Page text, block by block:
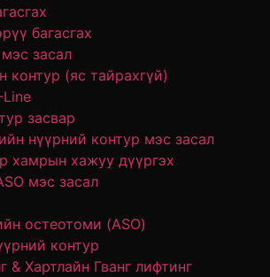
багасгах
засал
контур (яс тайрахгүй)
Line
засвар
нүүрний контур мэс засал
хамрын хажуу дүүргэх
мэс засал
остеотоми (ASO)
контур
& Хартлайн Гванг лифтинг